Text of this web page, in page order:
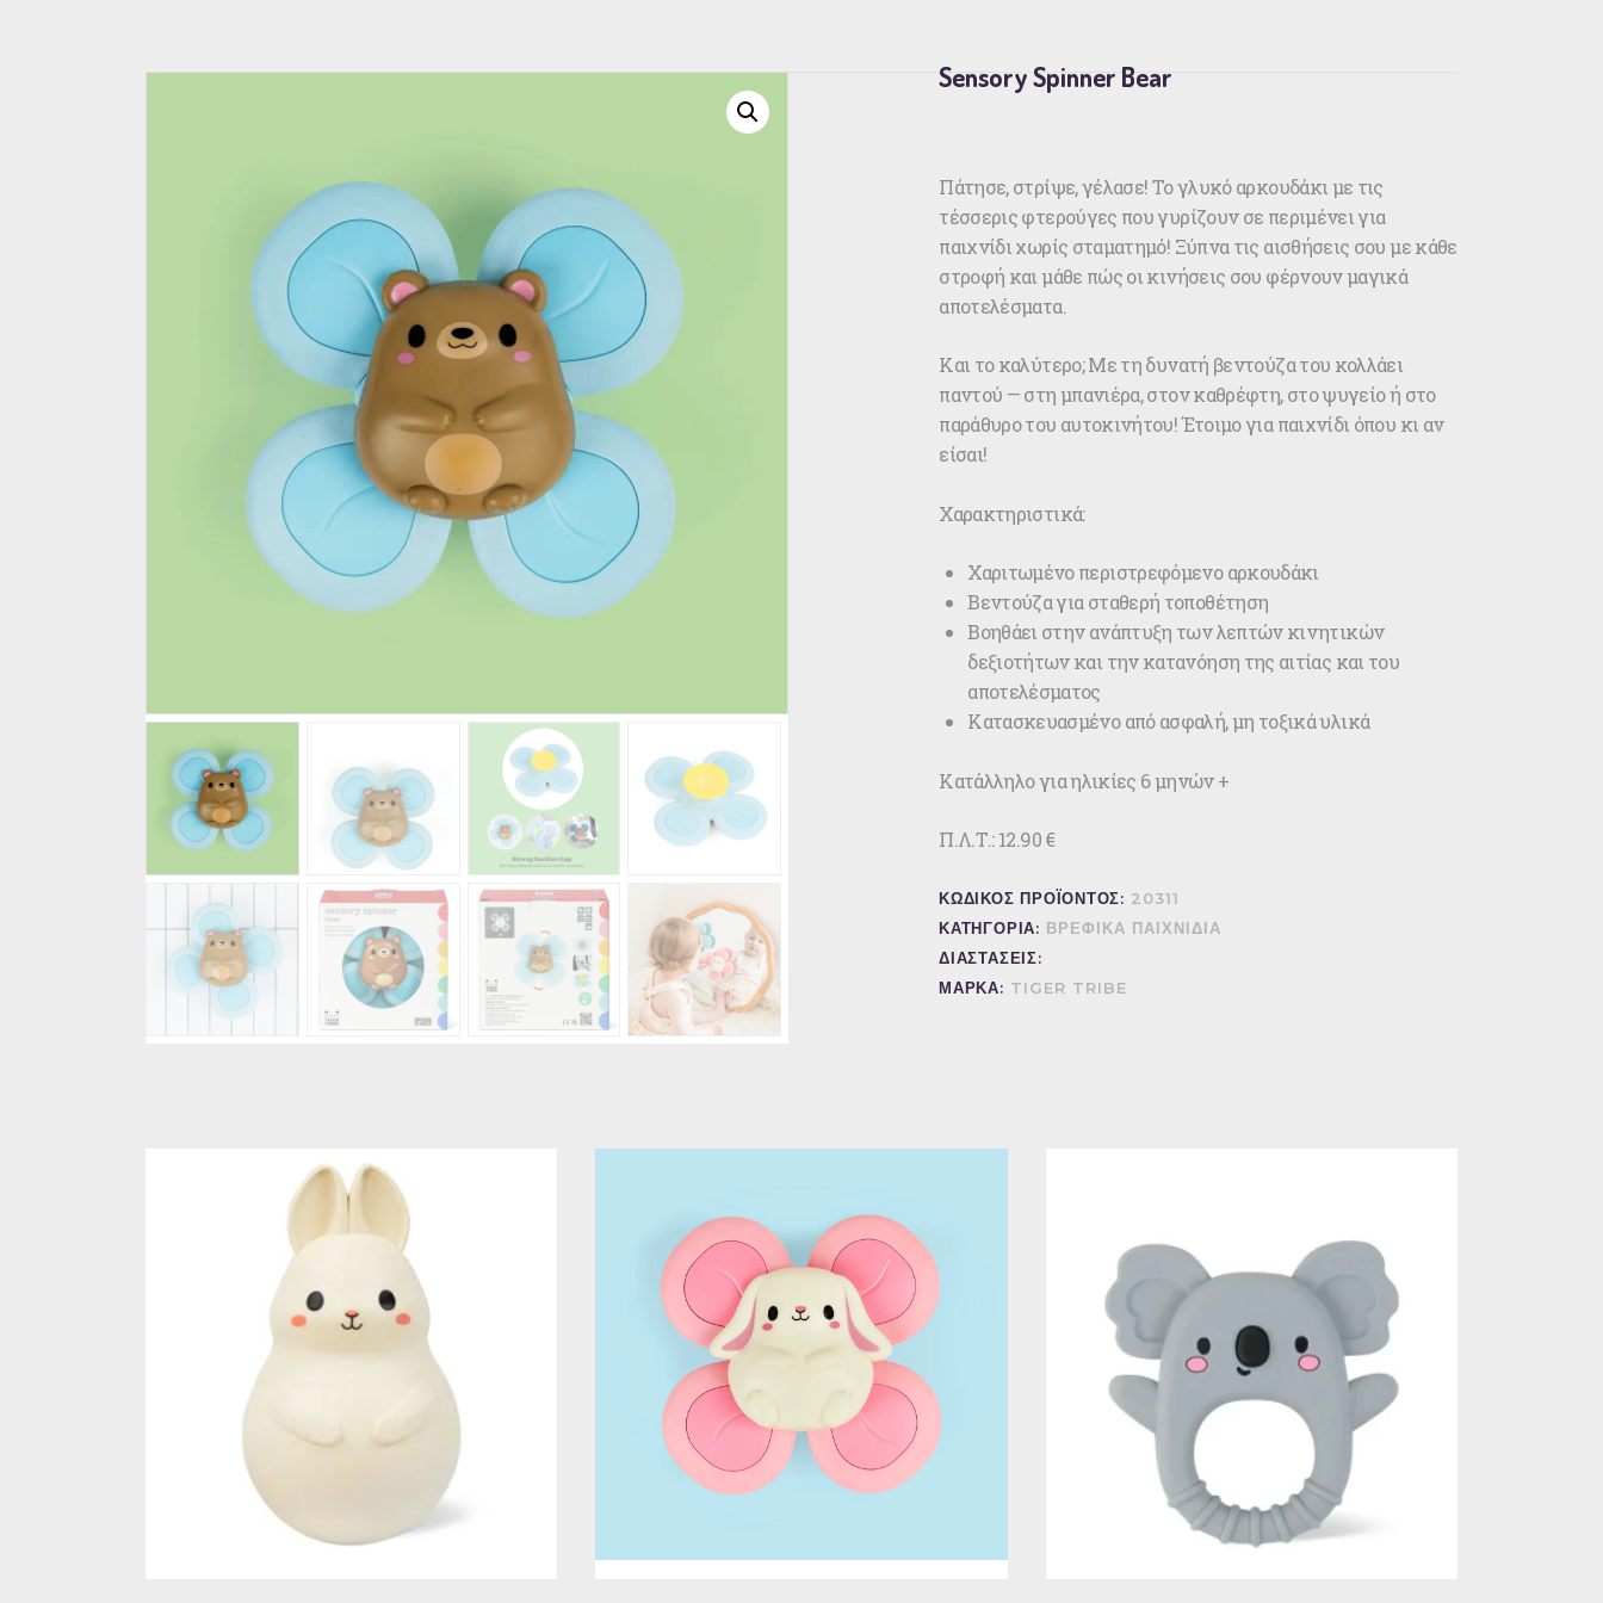
Sensory Spinner Bear
Πάτησε, στρίψε, γέλασε! Το γλυκό αρκουδάκι με τις
τέσσερις φτερούγες που γυρίζουν σε περιμένει για
παιχνίδι χωρίς σταματημό! Ξύπνα τις αισθήσεις σου με κάθε
στροφή και μάθε πώς οι κινήσεις σου φέρνουν μαγικά
αποτελέσματα.
Και το καλύτερο; Με τη δυνατή βεντούζα του κολλάει
παντού — στη μπανιέρα, στον καθρέφτη, στο ψυγείο ή στο
παράθυρο του αυτοκινήτου! Έτοιμο για παιχνίδι όπου κι αν
είσαι!
Χαρακτηριστικά:
Χαριτωμένο περιστρεφόμενο αρκουδάκι
Βεντούζα για σταθερή τοποθέτηση
Βοηθάει στην ανάπτυξη των λεπτών κινητικών
δεξιοτήτων και την κατανόηση της αιτίας και του
αποτελέσματος
Κατασκευασμένο από ασφαλή, μη τοξικά υλικά
Κατάλληλο για ηλικίες 6 μηνών +
Π.Λ.Τ.: 12.90 €
ΚΩΔΙΚΟΣ ΠΡΟΪΟΝΤΟΣ: 20311
ΚΑΤΗΓΟΡΙΑ: ΒΡΕΦΙΚΑ ΠΑΙΧΝΙΔΙΑ
ΔΙΑΣΤΑΣΕΙΣ:
ΜΑΡΚΑ: TIGER TRIBE